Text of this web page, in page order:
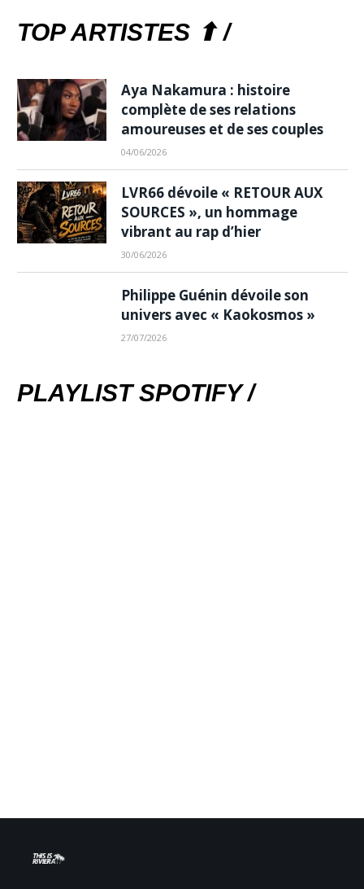
TOP ARTISTES ⬆ /
Aya Nakamura : histoire
complète de ses relations
amoureuses et de ses couples
04/06/2026
LVR66 dévoile « RETOUR AUX
SOURCES », un hommage
vibrant au rap d’hier
30/06/2026
Philippe Guénin dévoile son
univers avec « Kaokosmos »
27/07/2026
PLAYLIST SPOTIFY /